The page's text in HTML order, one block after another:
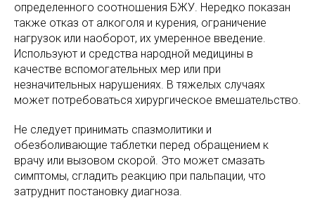
определенного соотношения БЖУ. Нередко показан
также отказ от алкоголя и курения, ограничение
нагрузок или наоборот, их умеренное введение.
Используют и средства народной медицины в
качестве вспомогательных мер или при
незначительных нарушениях. В тяжелых случаях
может потребоваться хирургическое вмешательство.
Не следует принимать спазмолитики и
обезболивающие таблетки перед обращением к
врачу или вызовом скорой. Это может смазать
симптомы, сгладить реакцию при пальпации, что
затруднит постановку диагноза.